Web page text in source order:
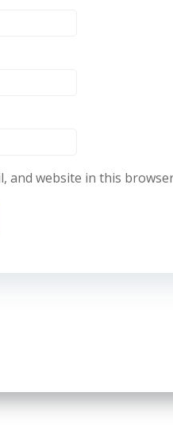
and website in this